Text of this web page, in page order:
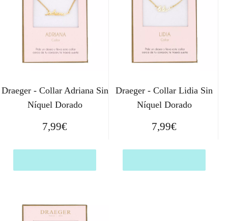
Draeger - Collar Adriana Sin
Níquel Dorado
7,99€
Draeger - Collar Lidia Sin
Níquel Dorado
7,99€